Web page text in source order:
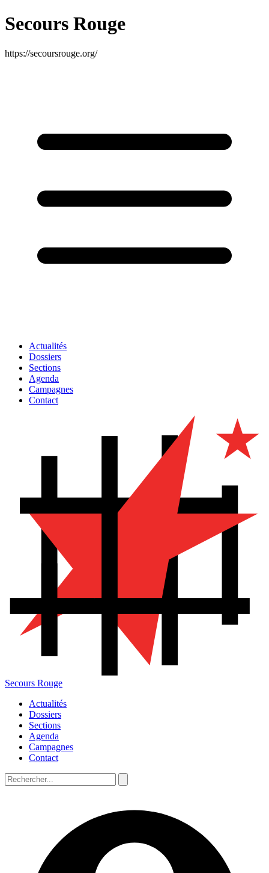
Secours Rouge
https://secoursrouge.org/
Actualités
Dossiers
Sections
Agenda
Campagnes
Contact
Secours Rouge
Actualités
Dossiers
Sections
Agenda
Campagnes
Contact